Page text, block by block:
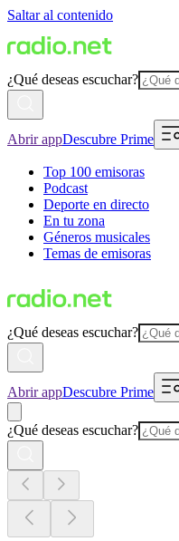
Saltar al contenido
¿Qué deseas escuchar?
Abrir appDescubre Prime
Top 100 emisoras
Podcast
Deporte en directo
En tu zona
Géneros musicales
Temas de emisoras
¿Qué deseas escuchar?
Abrir appDescubre Prime
¿Qué deseas escuchar?